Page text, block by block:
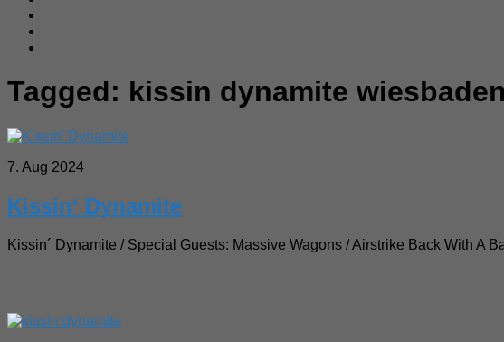
Tagged: kissin dynamite wiesbaden
7. Aug 2024
Kissin‘ Dynamite
Kissin´ Dynamite / Special Guests: Massive Wagons / Airstrike Back With A